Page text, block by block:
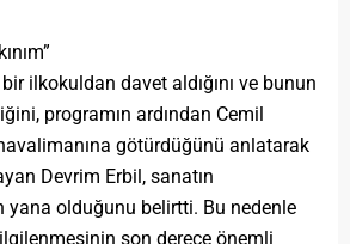
ilkokuldan davet aldığını ve bunun
programın ardından Cemil
götürdüğünü anlatarak
Devrim Erbil, sanatın
yana olduğunu belirtti. Bu nedenle
son derece önemli